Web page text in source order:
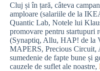
Cluj și în țară, câteva
amploare (salariile de la
Quantic Lab, Notele lui
promovare pentru startupuri
(Synaptiq, Allu, HAP! de la
MAPERS, Precious Circuit,
sumedenie de fapte bune și
cauzele de suflet ale noastre,